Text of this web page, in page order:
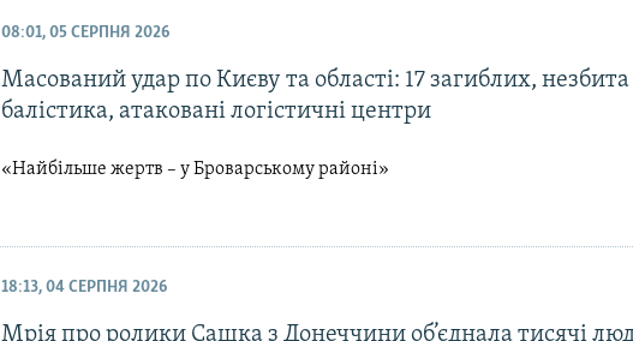
08:01, 05 СЕРПНЯ 2026
Масований удар по Києву та області: 17 загиблих, незбита
балістика, атаковані логістичні центри
«Найбільше жертв – у Броварському районі»
18:13, 04 СЕРПНЯ 2026
Мрія про ролики Сашка з Донеччини об’єднала тисячі